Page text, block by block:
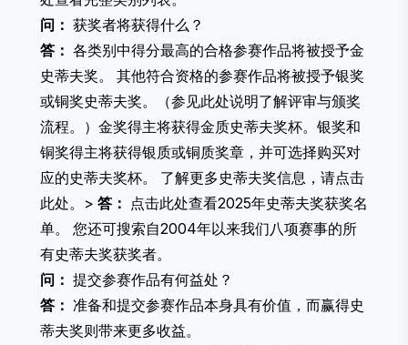
问： 获奖者将获得什么？
答： 各类别中得分最高的合格参赛作品将被授予金
史蒂夫奖。 其他符合资格的参赛作品将被授予银奖
或铜奖史蒂夫奖。（参见此处说明了解评审与颁奖
流程。）金奖得主将获得金质史蒂夫奖杯。银奖和
铜奖得主将获得银质或铜质奖章，并可选择购买对
应的史蒂夫奖杯。 了解更多史蒂夫奖信息， 请点击
此处。> 答： 点击此处查看2025年史蒂夫奖获奖名
单。 您还可搜索自2004年以来我们八项赛事的所
有史蒂夫奖获奖者。
问： 提交参赛作品有何益处？
答： 准备和提交参赛作品本身具有价值，而赢得史
蒂夫奖则带来更多收益。